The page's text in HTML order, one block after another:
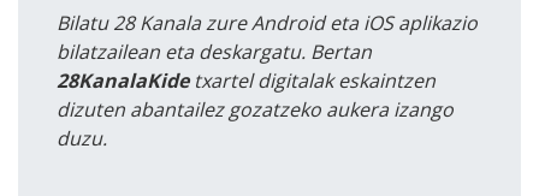
Bilatu 28 Kanala zure Android eta iOS aplikazio
bilatzailean eta deskargatu. Bertan
28KanalaKidetxartel digitalak eskaintzen
dizuten abantailez gozatzeko aukera izango
duzu.